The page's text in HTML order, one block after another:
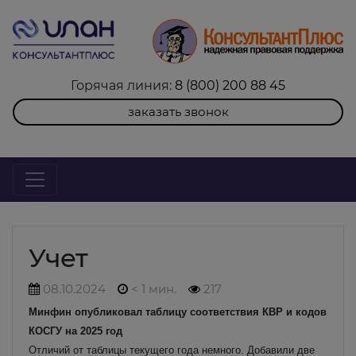
Горячая линия: 8 (800) 200 88 45
заказать звонок
Учет
08.10.2024 < 1 мин. 217
Минфин опубликовал таблицу соответствия КВР и кодов
КОСГУ на 2025 год
Отличий от таблицы текущего года немного. Добавили две